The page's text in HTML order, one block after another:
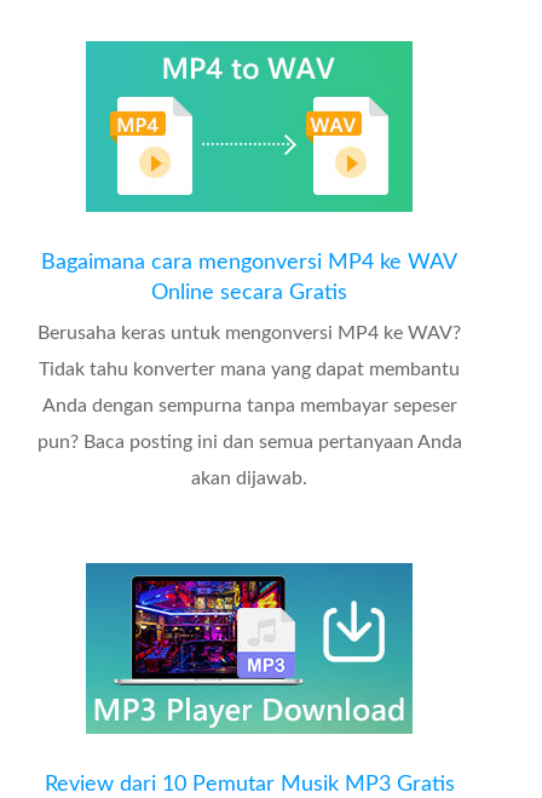
Bagaimana cara mengonversi MP4 ke WAV
Online secara Gratis
Berusaha keras untuk mengonversi MP4 ke WAV?
Tidak tahu konverter mana yang dapat membantu
Anda dengan sempurna tanpa membayar sepeser
pun? Baca posting ini dan semua pertanyaan Anda
akan dijawab.
Review dari 10 Pemutar Musik MP3 Gratis